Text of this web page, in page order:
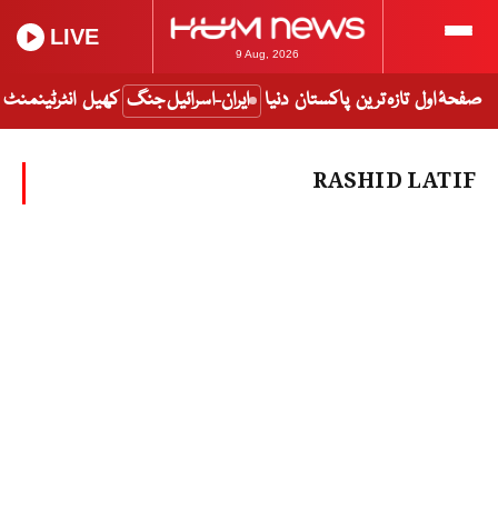
9 Aug, 2026
LIVE
صفحۂ اول تازہ ترین پاکستان دنیا ایران-اسرائیل جنگ کھیل انٹرٹینمنٹ
RASHID LATIF